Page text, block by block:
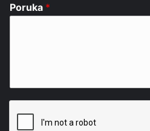
Poruka *